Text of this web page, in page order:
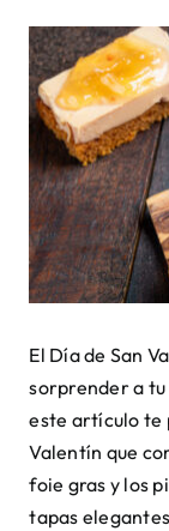
El Día de San
sorprender a tu
este artículo te
Valentín que
foie gras y los
tapas